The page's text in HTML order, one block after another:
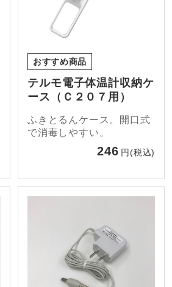
おすすめ商品
テルモ電子体温計収納ケ
ース（Ｃ２０７用）
ふきとるんケース。開口式
で消毒しやすい。
246 円(税込)